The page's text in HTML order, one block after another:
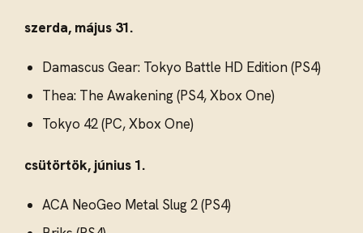
szerda, május 31.
Damascus Gear: Tokyo Battle HD Edition (PS4)
Thea: The Awakening (PS4, Xbox One)
Tokyo 42 (PC, Xbox One)
csütörtök, június 1.
ACA NeoGeo Metal Slug 2 (PS4)